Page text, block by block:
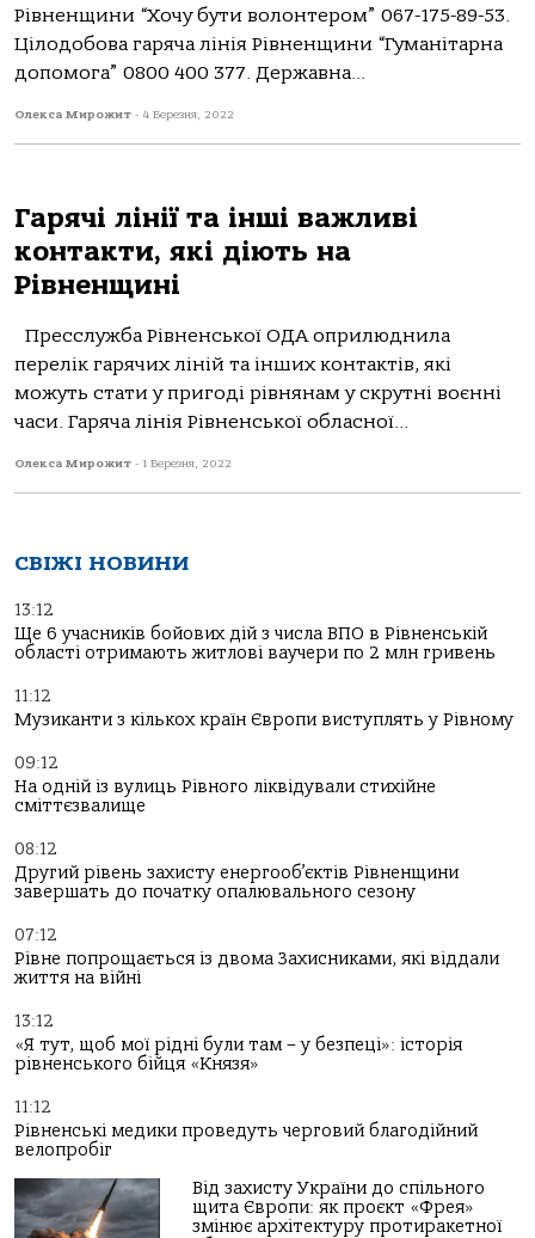
Рівненщини “Хочу бути волонтером” 067-175-89-53.
Цілодобова гаряча лінія Рівненщини “Гуманітарна
допомога” 0800 400 377. Державна...
Олекса Мирожит - 4 Березня, 2022
Гарячі лінії та інші важливі
контакти, які діють на
Рівненщині
Пресслужба Рівненської ОДА оприлюднила
перелік гарячих ліній та інших контактів, які
можуть стати у пригоді рівнянам у скрутні воєнні
часи. Гаряча лінія Рівненської обласної...
Олекса Мирожит - 1 Березня, 2022
СВІЖІ НОВИНИ
13:12
Ще 6 учасників бойових дій з числа ВПО в Рівненській
області отримають житлові ваучери по 2 млн гривень
11:12
Музиканти з кількох країн Європи виступлять у Рівному
09:12
На одній із вулиць Рівного ліквідували стихійне
сміттєзвалище
08:12
Другий рівень захисту енергооб’єктів Рівненщини
завершать до початку опалювального сезону
07:12
Рівне попрощається із двома Захисниками, які віддали
життя на війні
13:12
«Я тут, щоб мої рідні були там – у безпеці»: історія
рівненського бійця «Князя»
11:12
Рівненські медики проведуть черговий благодійний
велопробіг
Від захисту України до спільного
щита Європи: як проєкт «Фрея»
змінює архітектуру протиракетної